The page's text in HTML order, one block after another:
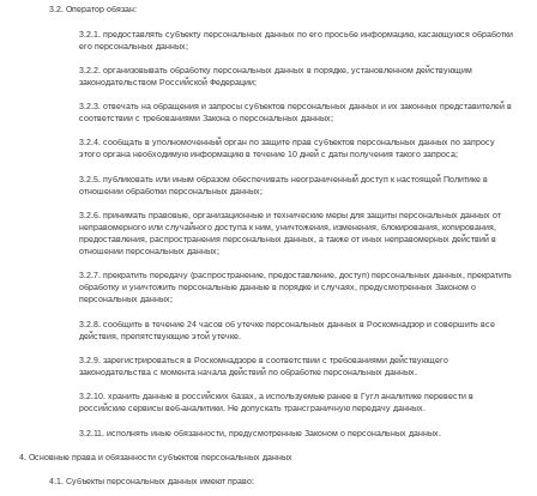
3.2. Оператор обязан:
3.2.1. предоставлять субъекту персональных данных по его просьбе информацию, касающуюся обработки
его персональных данных;
3.2.2. организовывать обработку персональных данных в порядке, установленном действующим
законодательством Российской Федерации;
3.2.3. отвечать на обращения и запросы субъектов персональных данных и их законных представителей в
соответствии с требованиями Закона о персональных данных;
3.2.4. сообщать в уполномоченный орган по защите прав субъектов персональных данных по запросу
этого органа необходимую информацию в течение 10 дней с даты получения такого запроса;
3.2.5. публиковать или иным образом обеспечивать неограниченный доступ к настоящей Политике в
отношении обработки персональных данных;
3.2.6. принимать правовые, организационные и технические меры для защиты персональных данных от
неправомерного или случайного доступа к ним, уничтожения, изменения, блокирования, копирования,
предоставления, распространения персональных данных, а также от иных неправомерных действий в
отношении персональных данных;
3.2.7. прекратить передачу (распространение, предоставление, доступ) персональных данных, прекратить
обработку и уничтожить персональные данные в порядке и случаях, предусмотренных Законом о
персональных данных;
3.2.8. сообщить в течение 24 часов об утечке персональных данных в Роскомнадзор и совершить все
действия, препятствующие этой утечке.
3.2.9. зарегистрироваться в Роскомнадзоре в соответствии с требованиями действующего
законодательства с момента начала действий по обработке персональных данных.
3.2.10. хранить данные в российских базах, а используемые ранее в Гугл аналитике перевести в
российские сервисы веб-аналитики. Не допускать трансграничную передачу данных.
3.2.11. исполнять иные обязанности, предусмотренные Законом о персональных данных.
4. Основные права и обязанности субъектов персональных данных
4.1. Субъекты персональных данных имеют право: